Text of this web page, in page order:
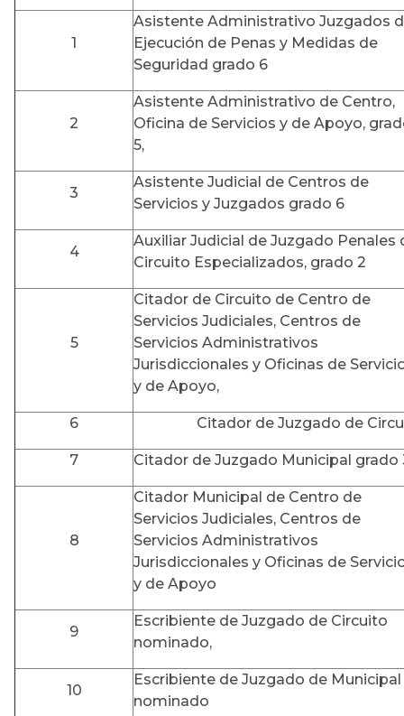
1
Asistente Administrativo Juzgados
Ejecución de Penas y Medidas de
Seguridad grado 6
2
Asistente Administrativo de Centro,
Oficina de Servicios y de Apoyo,
5,
3
Asistente Judicial de Centros de
Servicios y Juzgados grado 6
4
Auxiliar Judicial de Juzgado Penales
Circuito Especializados, grado 2
5
Citador de Circuito de Centro de
Servicios Judiciales, Centros de
Servicios Administrativos
Jurisdiccionales y Oficinas de
y de Apoyo,
6 Citador de Juzgado de
7 Citador de Juzgado Municipal grado
8
Citador Municipal de Centro de
Servicios Judiciales, Centros de
Servicios Administrativos
Jurisdiccionales y Oficinas de
y de Apoyo
9
Escribiente de Juzgado de Circuito
nominado,
10
Escribiente de Juzgado de Municipal
nominado